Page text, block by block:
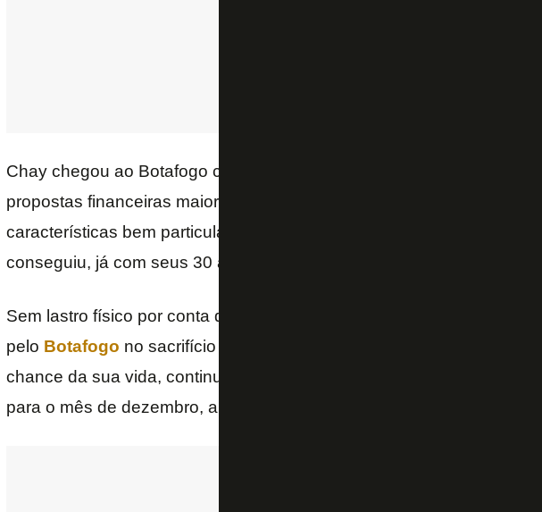
Chay chegou ao Botafogo como uma aposta vindo da
propostas financeiras maiores para vestir a camisa do Glorioso. É
características bem particulares: nunca se firmou num grande clube,
conseguiu, já com seus 30 anos, enfim despontar.
Sem lastro físico por conta de sua trajetória, Chay jogou
pelo Botafogo no sacrifício com dores no joelho esquerdo. Para não
chance da sua vida, continuou atuando e adiou a artroscopia para
para o mês de dezembro, abrindo inclusive mão de boa parte das